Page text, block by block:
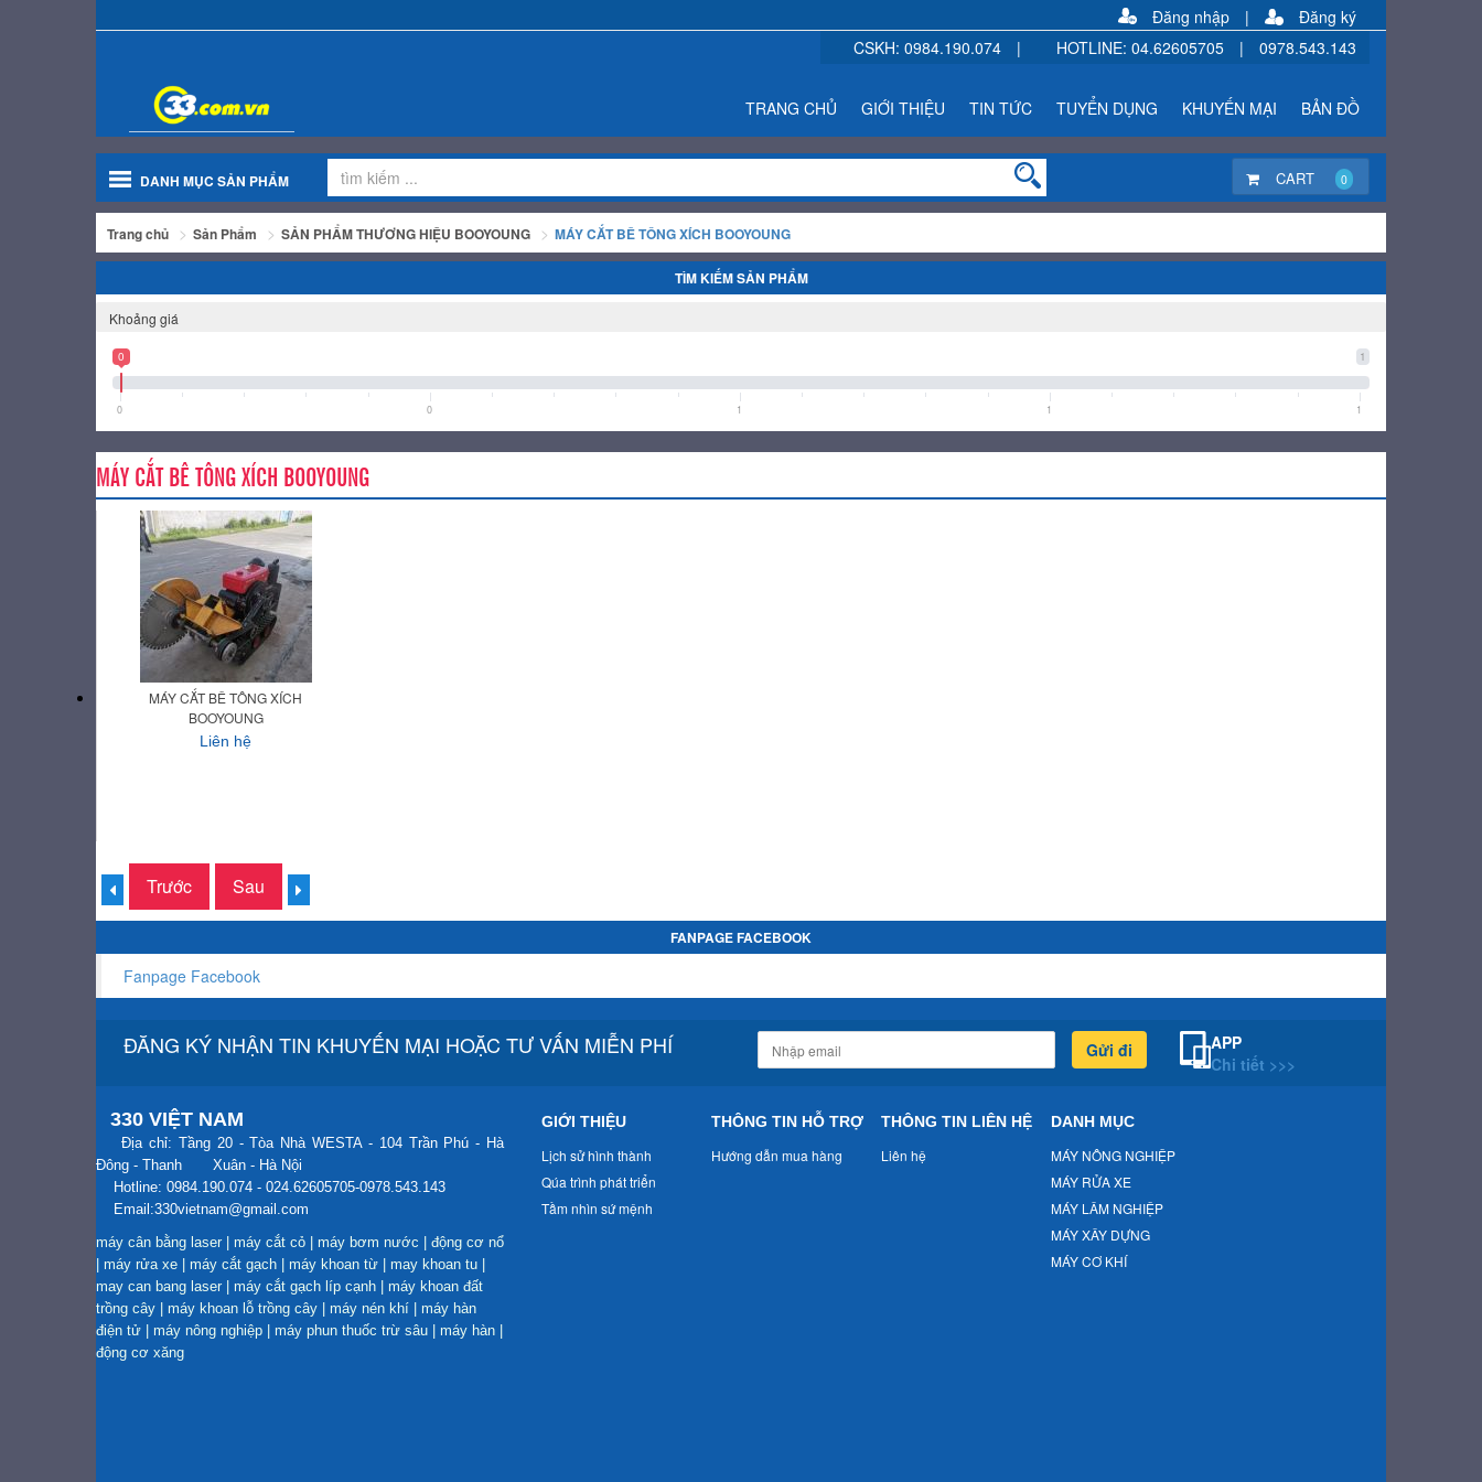
Đăng nhập |
Đăng ký
CSKH: 0984.190.074 | HOTLINE: 04.62605705 | 0978.543.143
TRANG CHỦ GIỚI THIỆU TIN TỨC TUYỂN DỤNG KHUYẾN MẠI BẢN ĐỒ
DANH MỤC SẢN PHẨM CART 0
Trang chủ Sản Phẩm SẢN PHẨM THƯƠNG HIỆU BOOYOUNG MÁY CẮT BÊ TÔNG XÍCH BOOYOUNG
TÌM KIẾM SẢN PHẨM
Khoảng giá
1
0
0 0 1 1 1
MÁY CẮT BÊ TÔNG XÍCH BOOYOUNG
MÁY CẮT BÊ TÔNG XÍCH
BOOYOUNG
Liên hệ
Trước Sau
FANPAGE FACEBOOK
Fanpage Facebook
ĐĂNG KÝ NHẬN TIN KHUYẾN MẠI HOẶC TƯ VẤN MIỄN PHÍ Gửi đi
APP
Chi tiết >>>
330 VIỆT NAM
Địa chỉ: Tầng 20 - Tòa Nhà WESTA - 104 Trần Phú - Hà
Đông - Thanh Xuân - Hà Nội
Hotline: 0984.190.074 - 024.62605705-0978.543.143
Email:330vietnam@gmail.com
máy cân bằng laser
máy cắt cỏ máy bơm nước
động cơ nổ
máy rửa xe máy cắt gạch máy khoan từ may khoan tu
may can bang laser
máy cắt gạch líp cạnh
máy khoan đất
trồng cây
máy khoan lỗ trồng cây máy nén khí
máy hàn
điện tử
máy nông nghiệp máy phun thuốc trừ sâu máy hàn
động cơ xăng
GIỚI THIỆU
Lịch sử hình thành
Qúa trình phát triển
Tầm nhìn sứ mệnh
THÔNG TIN HỖ TRỢ
Hướng dẫn mua hàng
THÔNG TIN LIÊN HỆ
Liên hệ
DANH MỤC
MÁY NÔNG NGHIỆP
MÁY RỬA XE
MÁY LÂM NGHIỆP
MÁY XÂY DỰNG
MÁY CƠ KHÍ